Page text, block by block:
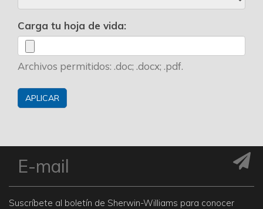
Carga tu hoja de vida:
Archivos permitidos: .doc; .docx; .pdf.
Suscríbete al boletín de Sherwin-Williams para conocer